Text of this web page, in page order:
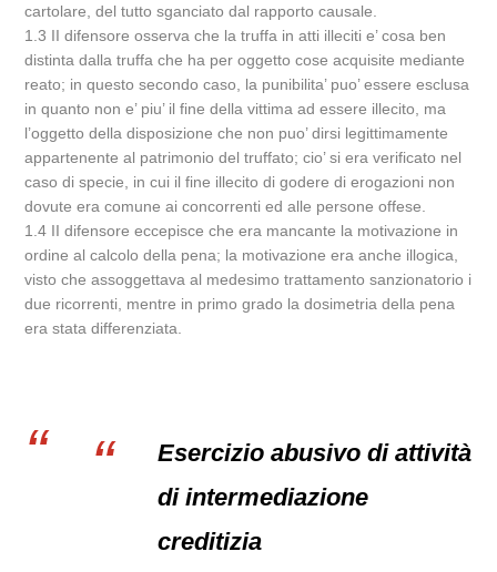
cartolare, del tutto sganciato dal rapporto causale.
1.3 II difensore osserva che la truffa in atti illeciti e’ cosa ben
distinta dalla truffa che ha per oggetto cose acquisite mediante
reato; in questo secondo caso, la punibilita’ puo’ essere esclusa
in quanto non e’ piu’ il fine della vittima ad essere illecito, ma
l’oggetto della disposizione che non puo’ dirsi legittimamente
appartenente al patrimonio del truffato; cio’ si era verificato nel
caso di specie, in cui il fine illecito di godere di erogazioni non
dovute era comune ai concorrenti ed alle persone offese.
1.4 II difensore eccepisce che era mancante la motivazione in
ordine al calcolo della pena; la motivazione era anche illogica,
visto che assoggettava al medesimo trattamento sanzionatorio i
due ricorrenti, mentre in primo grado la dosimetria della pena
era stata differenziata.
Esercizio abusivo di attività
di intermediazione
creditizia